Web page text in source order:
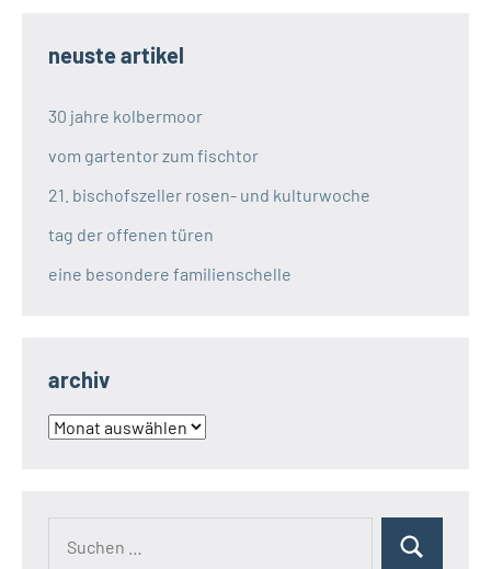
neuste artikel
30 jahre kolbermoor
vom gartentor zum fischtor
21. bischofszeller rosen- und kulturwoche
tag der offenen türen
eine besondere familienschelle
archiv
archiv
Suchen